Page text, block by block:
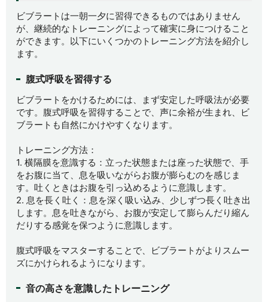
ビブラートは一朝一夕に習得できるものではありません
が、継続的なトレーニングによって確実に身につけること
ができます。以下にいくつかのトレーニング方法を紹介し
ます。
腹式呼吸を習得する
ビブラートをかけるためには、まず安定した呼吸法が必要
です。腹式呼吸を習得することで、声に余裕が生まれ、ビ
ブラートも自然にかけやすくなります。
トレーニング方法：
1. 横隔膜を意識する：立った状態または座った状態で、手
をお腹に当て、息を吸いながらお腹が膨らむのを感じま
す。吐くときはお腹を引っ込めるように意識します。
2. 息を長く吐く：息を深く吸い込み、少しずつ長く吐き出
します。息を吐きながら、お腹が安定して膨らんだり縮ん
だりする感覚を保つように意識します。
腹式呼吸をマスターすることで、ビブラートがよりスムー
ズにかけられるようになります。
音の高さを意識したトレーニング